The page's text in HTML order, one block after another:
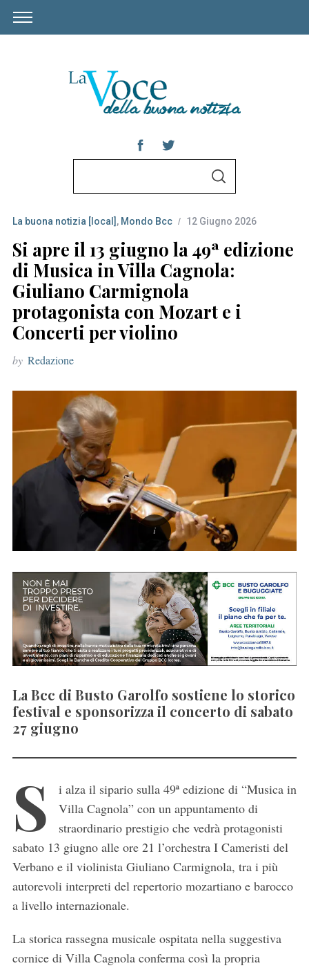
r
c
h
o
r
:
S
C
H
La buona notizia [local] , Mondo Bcc 12 Giugno 2026
Si apre il 13 giugno la 49ª edizione
di Musica in Villa Cagnola:
Giuliano Carmignola
protagonista con Mozart e i
Concerti per violino
by Redazione
La Bcc di Busto Garolfo sostiene lo storico
festival e sponsorizza il concerto di sabato
27 giugno
S
i alza il sipario sulla 49ª edizione di “Musica in
Villa Cagnola” con un appuntamento di
straordinario prestigio che vedrà protagonisti
sabato 13 giugno alle ore 21 l’orchestra I Cameristi del
Verbano e il violinista Giuliano Carmignola, tra i più
autorevoli interpreti del repertorio mozartiano e barocco
a livello internazionale.
La storica rassegna musicale ospitata nella suggestiva
cornice di Villa Cagnola conferma così la propria